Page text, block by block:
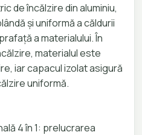
de încălzire din aluminiu,
și uniformă a căldurii
a materialului. În
materialul este
iar capacul izolat asigură
uniformă.
4 în 1: prelucrarea